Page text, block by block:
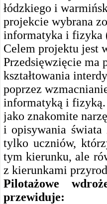
łódzkiego i
projekcie wybrana
informatyka i fizyka
Celem projektu jest
Przedsięwzięcie ma
kształtowania
poprzez
informatyką i
jako znakomite
i opisywania
tylko uczniów,
tym kierunku, ale
z kierunkami
Pilotażowe
przewiduje: